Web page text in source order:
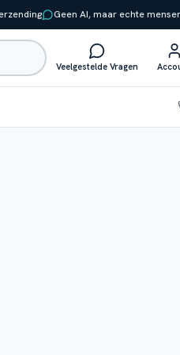
Geen AI, maar echte
Veelgestelde Vragen